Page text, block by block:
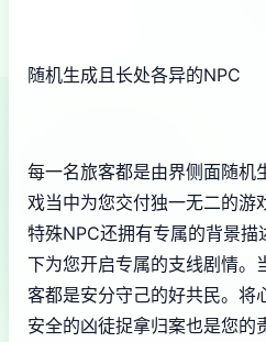
随机生成且长处各异的NPC
每一名旅客都是由界侧面随机
戏当中为您交付独一无二的游
特殊NPC还拥有专属的背景
下为您开启专属的支线剧情。
客都是安分守己的好共民。将
安全的凶徒捉拿归案也是您的